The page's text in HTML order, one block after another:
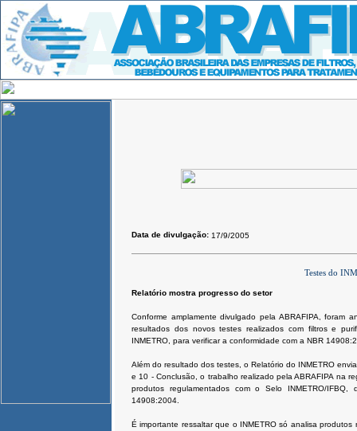
Data de divulgação: 17/9/2005
Testes do
Relatório mostra progresso do setor
Conforme amplamente divulgado pela ABRAFIPA, foram
resultados dos novos testes realizados com filtros e
INMETRO, para verificar a conformidade com a NBR
Além do resultado dos testes, o Relatório do INMETRO
e 10 - Conclusão, o trabalho realizado pela ABRAFIPA na
produtos regulamentados com o Selo INMETRO/
14908:2004.
É importante ressaltar que o INMETRO só analisa